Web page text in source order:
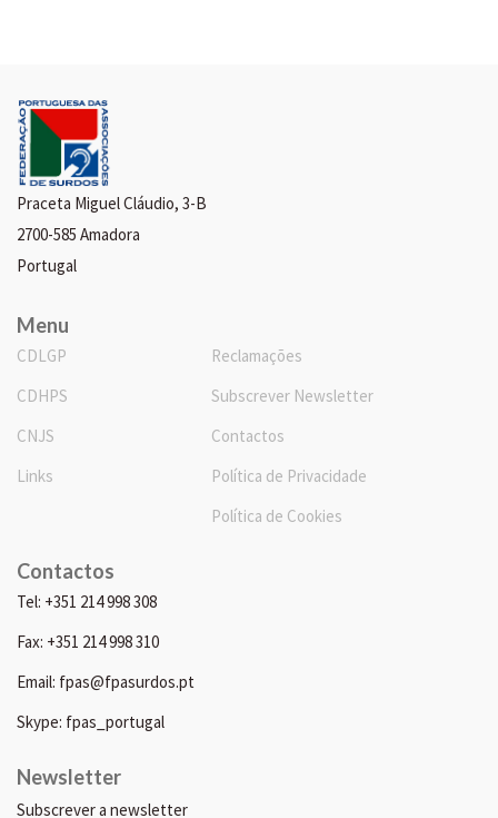
Praceta Miguel Cláudio, 3-B
2700-585 Amadora
Portugal
Menu
CDLGP
CDHPS
CNJS
Links
Reclamações
Subscrever Newsletter
Contactos
Política de Privacidade
Política de Cookies
Contactos
Tel: +351 214 998 308
Fax: +351 214 998 310
Email: fpas@fpasurdos.pt
Skype: fpas_portugal
Newsletter
Subscrever a newsletter